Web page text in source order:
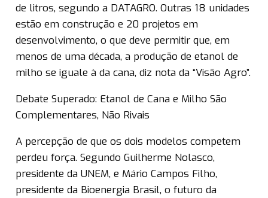
de litros, segundo a DATAGRO. Outras 18 unidades
estão em construção e 20 projetos em
desenvolvimento, o que deve permitir que, em
menos de uma década, a produção de etanol de
milho se iguale à da cana, diz nota da “Visão Agro”.
Debate Superado: Etanol de Cana e Milho São
Complementares, Não Rivais
A percepção de que os dois modelos competem
perdeu força. Segundo Guilherme Nolasco,
presidente da UNEM, e Mário Campos Filho,
presidente da Bioenergia Brasil, o futuro da